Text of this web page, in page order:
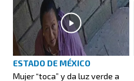
ESTADO DE MÉXICO
Mujer “toca” y da luz verde a